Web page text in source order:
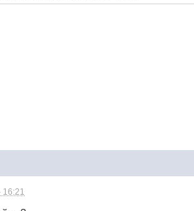
16:21